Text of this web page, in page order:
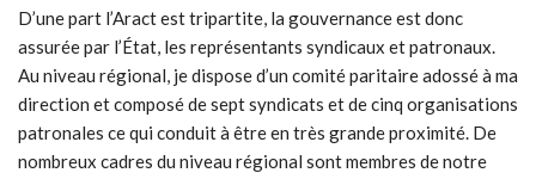
D’une part l’Aract est tripartite, la gouvernance est donc
assurée par l’État, les représentants syndicaux et patronaux.
Au niveau régional, je dispose d’un comité paritaire adossé à ma
direction et composé de sept syndicats et de cinq organisations
patronales ce qui conduit à être en très grande proximité. De
nombreux cadres du niveau régional sont membres de notre